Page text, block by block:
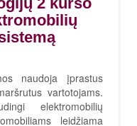
naudoja įprastus
vartotojams.
elektromobilių
leidžiama